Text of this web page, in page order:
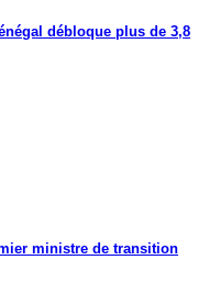
débloque plus de 3,8
ministre de transition